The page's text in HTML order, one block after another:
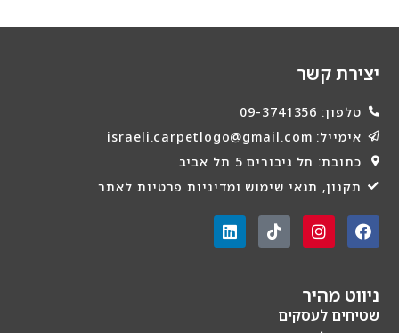
יצירת קשר
טלפון: 09-3741356
אימייל: israeli.carpetlogo@gmail.com
כתובת: תל גיבורים 5 תל אביב
תקנון, תנאי שימוש ומדיניות פרטיות לאתר
ניווט מהיר
שטיחים לעסקים